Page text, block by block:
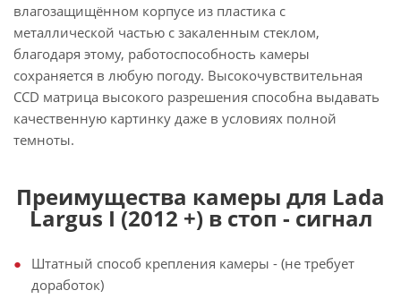
влагозащищённом корпусе из пластика с
металлической частью с закаленным стеклом,
благодаря этому, работоспособность камеры
сохраняется в любую погоду. Высокочувствительная
CCD матрица высокого разрешения способна выдавать
качественную картинку даже в условиях полной
темноты.
Преимущества камеры для Lada
Largus I (2012 +) в стоп - сигнал
Штатный способ крепления камеры - (не требует
доработок)